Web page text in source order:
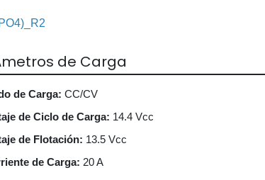
de Carga
de Carga: CC/CV
de Ciclo de Carga: 14.4 Vcc
de Flotación: 13.5 Vcc
de Carga: 20 A